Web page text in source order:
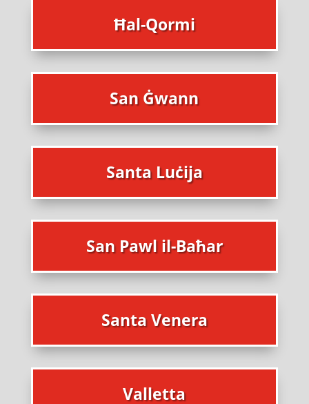
Ħal-Qormi
San Ġwann
Santa Luċija
San Pawl il-Baħar
Santa Venera
Valletta